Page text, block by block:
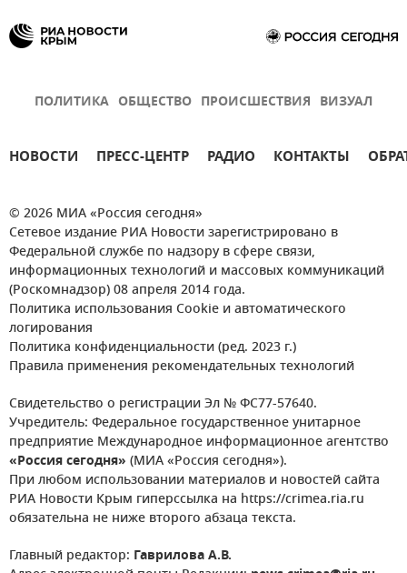
ПОЛИТИКА ОБЩЕСТВО ПРОИСШЕСТВИЯ ВИЗУАЛ
НОВОСТИ ПРЕСС-ЦЕНТР РАДИО КОНТАКТЫ
© 2026 МИА «Россия сегодня»
Сетевое издание РИА Новости зарегистрировано в
Федеральной службе по надзору в сфере связи,
информационных технологий и массовых коммуникаций
(Роскомнадзор) 08 апреля 2014 года.
Политика использования Cookie и автоматического
логирования
Политика конфиденциальности (ред. 2023 г.)
Правила применения рекомендательных технологий
Свидетельство о регистрации Эл № ФС77-57640.
Учредитель: Федеральное государственное унитарное
предприятие Международное информационное агентство
«Россия сегодня» (МИА «Россия сегодня»).
При любом использовании материалов и новостей сайта
РИА Новости Крым гиперссылка на https://crimea.ria.ru
обязательна не ниже второго абзаца текста.
Главный редактор: Гаврилова А.В.